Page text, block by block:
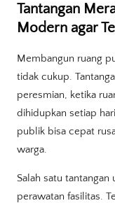
Tantangan
Modern agar
Membangun ruang
tidak cukup.
peresmian, ketika
dihidupkan setiap
publik bisa cepat
warga.
Salah satu tantangan
perawatan fasilitas.